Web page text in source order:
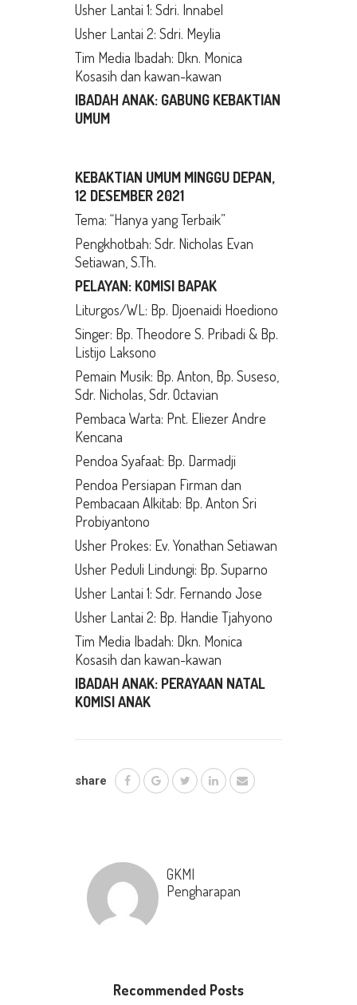
Usher Lantai 1: Sdri. Innabel
Usher Lantai 2: Sdri. Meylia
Tim Media Ibadah: Dkn. Monica
Kosasih dan kawan-kawan
IBADAH ANAK: GABUNG KEBAKTIAN
UMUM
KEBAKTIAN UMUM MINGGU DEPAN,
12 DESEMBER 2021
Tema: “Hanya yang Terbaik”
Pengkhotbah: Sdr. Nicholas Evan
Setiawan, S.Th.
PELAYAN: KOMISI BAPAK
Liturgos/WL: Bp. Djoenaidi Hoediono
Singer: Bp. Theodore S. Pribadi & Bp.
Listijo Laksono
Pemain Musik: Bp. Anton, Bp. Suseso,
Sdr. Nicholas, Sdr. Octavian
Pembaca Warta: Pnt. Eliezer Andre
Kencana
Pendoa Syafaat: Bp. Darmadji
Pendoa Persiapan Firman dan
Pembacaan Alkitab: Bp. Anton Sri
Probiyantono
Usher Prokes: Ev. Yonathan Setiawan
Usher Peduli Lindungi: Bp. Suparno
Usher Lantai 1: Sdr. Fernando Jose
Usher Lantai 2: Bp. Handie Tjahyono
Tim Media Ibadah: Dkn. Monica
Kosasih dan kawan-kawan
IBADAH ANAK: PERAYAAN NATAL
KOMISI ANAK
share
GKMI
Pengharapan
Recommended Posts